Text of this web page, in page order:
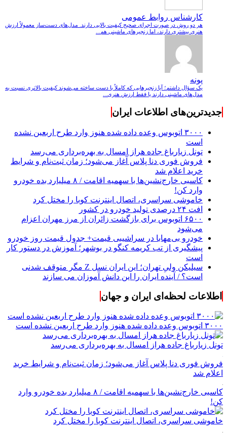
کارشناس روابط عمومی
هر دو روش در صورت اجرای صحیح کیفیت بالایی دارند. مدل‌های دست‌ساز معمولاً ارزش
هنری بیشتری دارند، اما زنجیرهای ماشینی هم...
پونه
یک سؤال داشتم؛ آیا زنجیرهایی که کاملاً با دست ساخته می‌شوند کیفیت بالاتری نسبت به
مدل‌های ماشینی دارند یا فقط ارزش هنری...
جدیدترین‌های اطلاعات ایران
۳۰۰۰ اتوبوس وعده داده شده هنوز وارد طرح اربعین نشده
است
تونل زیارباغ جاده هراز امسال به بهره‌برداری می‌رسد
فروش فوری دنا پلاس آغاز می‌شود؛ زمان ثبت‌نام و شرایط
خرید اعلام شد
کاسبی خارج‌نشین‌ها با سهمیه اقامت / ۸ میلیارد بده خودرو
وارد کن!
خاموشی سراسری، اتصال اینترنت کوبا را مختل کرد
افت ۲۴ درصدی تولید خودرو در کشور
۶۵۰۰ اتوبوس برای بازگشت زائران از مرز مهران اعزام
می‌شود
خودرو بی‌مهابا در سراشیبی قیمت+ جدول قیمت روز خودرو
پیشگیری از تب کریمه کنگو در بوشهر؛ آموزش در دستور کار
است
سیلیکن ولیِ تهران؛ این ایران نسل Z مگر متوقف شدنی
است؟ / آینده ایران را این دانش آموزان می سازند
اطلاعات لحظه‌ای ایران و جهان
۳۰۰۰ اتوبوس وعده داده شده هنوز وارد طرح اربعین نشده است
تونل زیارباغ جاده هراز امسال به بهره‌برداری می‌رسد
فروش فوری دنا پلاس آغاز می‌شود؛ زمان ثبت‌نام و شرایط خرید
اعلام شد
کاسبی خارج‌نشین‌ها با سهمیه اقامت / ۸ میلیارد بده خودرو وارد
کن!
خاموشی سراسری، اتصال اینترنت کوبا را مختل کرد